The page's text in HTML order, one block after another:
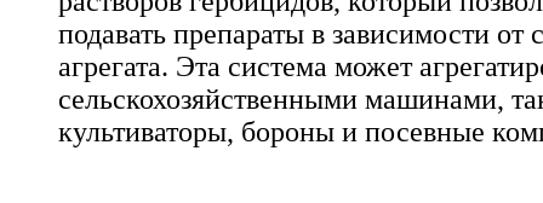
подавать препараты в зависимости от
агрегата. Эта система может
сельскохозяйственными машинами,
культиваторы, бороны и посевные